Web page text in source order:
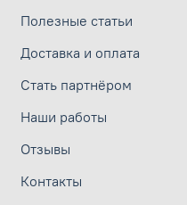
Полезные статьи
Доставка и оплата
Стать партнёром
Наши работы
Отзывы
Контакты